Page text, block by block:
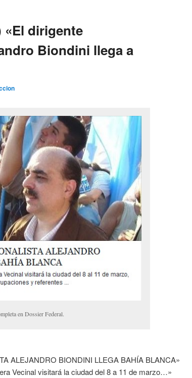
«El dirigente
Biondini llega a
en Dossier Federal.
ALEJANDRO BIONDINI LLEGA BAHÍA BLANCA»
Vecinal visitará la ciudad del 8 a 11 de marzo…»